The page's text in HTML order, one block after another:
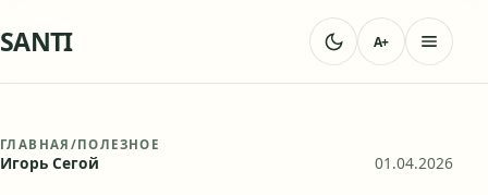
SANTI A+
ГЛАВНАЯ /ПОЛЕЗНОЕ
Игорь Сегой 01.04.2026